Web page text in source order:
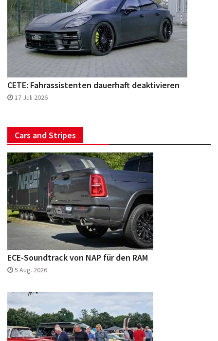
CETE: Fahrassistenten dauerhaft deaktivieren
17 Juli 2026
Cars and Stripes
ECE-Soundtrack von NAP für den RAM
5 Aug. 2026